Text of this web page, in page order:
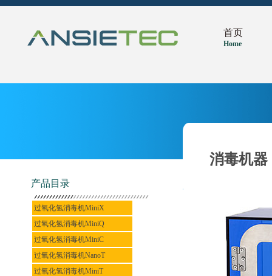
首页
Home
产品目录
消毒机器
过氧化氢消毒机MiniX
过氧化氢消毒机MiniQ
过氧化氢消毒机MiniC
过氧化氢消毒机NanoT
过氧化氢消毒机MiniT